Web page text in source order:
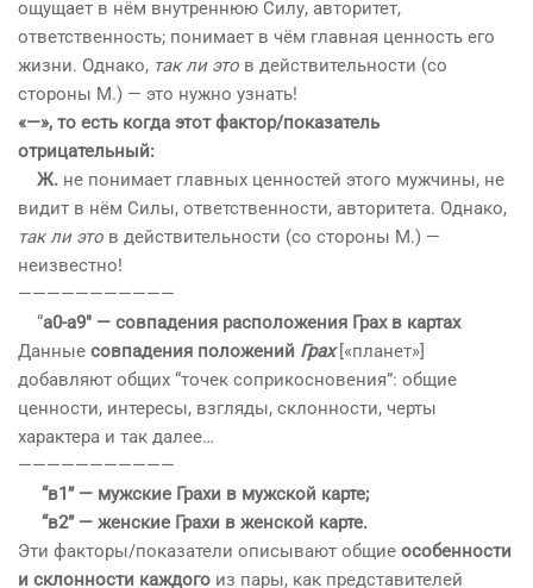
ощущает в нём внутреннюю Силу, авторитет,
ответственность; понимает в чём главная ценность его
жизни. Однако, так ли это в действительности (со
стороны М.) — это нужно узнать!
«—», то есть когда этот фактор/показатель
отрицательный:
Ж. не понимает главных ценностей этого мужчины, не
видит в нём Силы, ответственности, авторитета. Однако,
так ли это в действительности (со стороны М.) —
неизвестно!
———————————
“а0-а9″ — совпадения расположения Грах в картах
Данные совпадения положений Грах[«планет»]
добавляют общих “точек соприкосновения”: общие
ценности, интересы, взгляды, склонности, черты
характера и так далее…
———————————
“в1” — мужские Грахи в мужской карте;
“в2” — женские Грахи в женской карте.
Эти факторы/показатели описывают общие особенности
и склонности каждого из пары, как представителей